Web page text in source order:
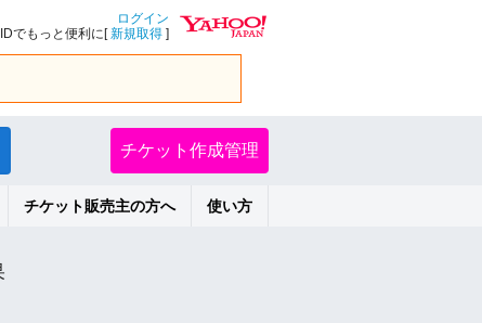
ログイン
IDでもっと便利に[新規取得 ]
チケット作成管理
チケット販売主の方へ 使い方